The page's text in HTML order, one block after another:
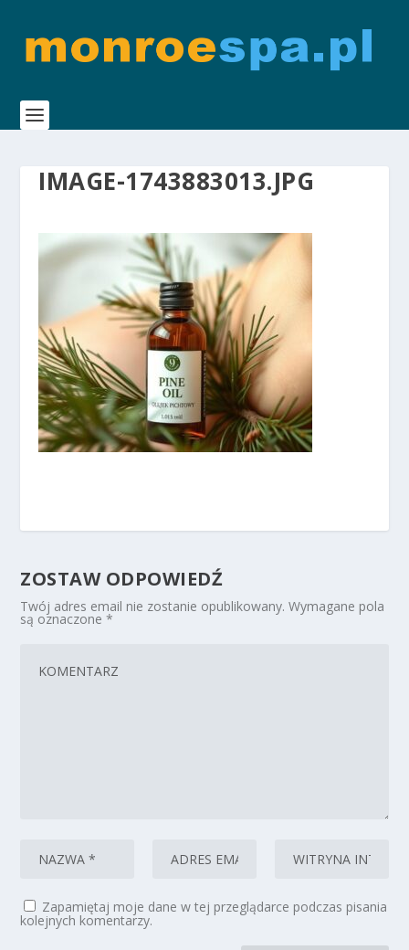
IMAGE-1743883013.JPG
ZOSTAW ODPOWIEDŹ
Twój adres email nie zostanie opublikowany. Wymagane pola
są oznaczone*
Zapamiętaj moje dane w tej przeglądarce podczas pisania
kolejnych komentarzy.